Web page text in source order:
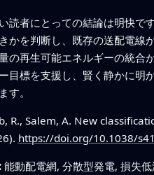
読者にとっての結論は明快で
かを判断し、既存の送配電線
の再生可能エネルギーの統合
目標を支援し、賢く静かに明
す。
R., Salem, A. New
https://doi.org/10.1038/
能動配電網, 分散型発電, 損失